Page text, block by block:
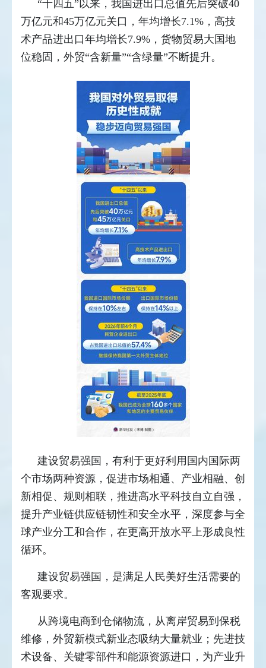
“十四五”以来，我国进出口总值先后突破40
万亿元和45万亿元关口，年均增长7.1%，高技
术产品进出口年均增长7.9%，货物贸易大国地
位稳固，外贸“含新量”“含绿量”不断提升。
建设贸易强国，有利于更好利用国内国际两
个市场两种资源，促进市场相通、产业相融、创
新相促、规则相联，推进高水平科技自立自强，
提升产业链供应链韧性和安全水平，深度参与全
球产业分工和合作，在更高开放水平上形成良性
循环。
建设贸易强国，是满足人民美好生活需要的
客观要求。
从跨境电商到仓储物流，从离岸贸易到保税
维修，外贸新模式新业态吸纳大量就业；先进技
术设备、关键零部件和能源资源进口，为产业升